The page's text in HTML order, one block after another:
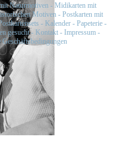
Naturmotiven - Midikarten mit
Motiven- Postkarten mit
- Kalender - Papeterie -
gesucht- Kontakt - Impressum -